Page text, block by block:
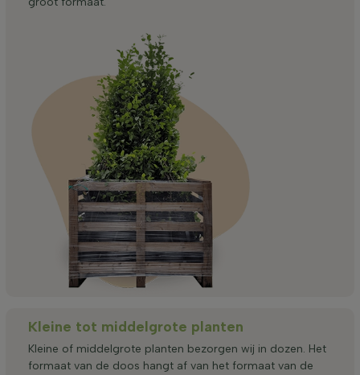
Kleine tot middelgrote planten
Kleine of middelgrote planten bezorgen wij in dozen. Het
formaat van de doos hangt af van het formaat van de